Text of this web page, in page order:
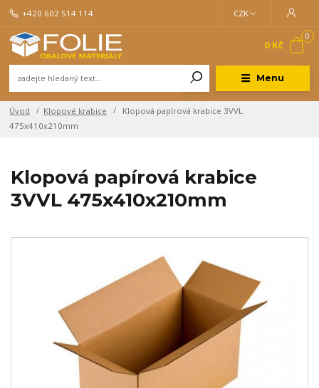
Menu
CZK
+420 602 514 114
0
0 Kč
Úvod Klopové krabice
Klopová papírová krabice 3VVL
475x410x210mm
Klopová papírová krabice
3VVL 475x410x210mm